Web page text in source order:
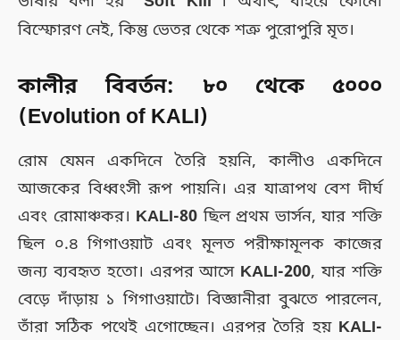
বিস্ফোরণ নেই, কিন্তু ভেতর থেকে শত্রু পুরোপুরি মৃত।
কালীর বিবর্তন: ৮০ থেকে ৫০০০
(Evolution of KALI)
রোম যেমন একদিনে তৈরি হয়নি, কালীও একদিনে
আজকের বিধ্বংসী রূপ পায়নি। এর যাত্রাপথ বেশ দীর্ঘ
এবং রোমাঞ্চকর। KALI-80 ছিল প্রথম ভার্সন, যার শক্তি
ছিল ০.৪ গিগাওয়াট এবং মূলত পরীক্ষামূলক কাজের
জন্য ব্যবহৃত হতো। এরপর আসে KALI-200, যার শক্তি
বেড়ে দাঁড়ায় ১ গিগাওয়াটে। বিজ্ঞানীরা বুঝতে পারলেন,
তাঁরা সঠিক পথেই এগোচ্ছেন। এরপর তৈরি হয় KALI-